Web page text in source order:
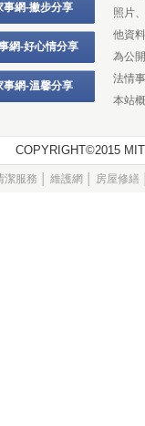
事網-撇步分享
網-好心情分享
事網-溫馨分享
照片
他資
為公
法情
本站
COPYRIGHT©2015
潔服務 維護網 房屋修繕